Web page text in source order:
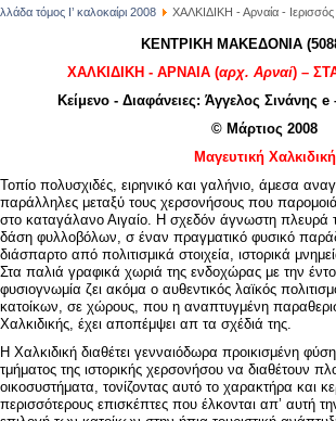
τόμος Ι’ καλοκαίρι 2008 ΧΑΛΚΙΔΙΚΗ - Αρναία - Ιερισσός
ΚΕΝΤΡΙΚΗ ΜΑΚΕΔΟΝΙΑ (5088
ΧΑΛΚΙΔΙΚΗ - ΑΡΝΑΙΑ (αρχ. Αρναί) –
Κείμενο - Διαφάνειες: Άγγελος Σινάνης
© Μάρτιος 2008
Μαγευτική Χαλκιδική
Τοπίο πολυσχιδές, ειρηνικό και γαλήνιο, άμεσα
παράλληλες μεταξύ τους χερσονήσους που
στο καταγάλανο Αιγαίο. Η σχεδόν άγνωστη πλευρά
δάση φυλλοβόλων, σ έναν πραγματικό φυσικό
διάσπαρτο από πολιτισμικά στοιχεία, ιστορικά
Στα παλιά γραφικά χωριά της ενδοχώρας με την
φυσιογνωμία ζει ακόμα ο αυθεντικός λαϊκός
κατοίκων, σε χώρους, που η αναπτυγμένη
Χαλκιδικής, έχει αποπέμψει απ τα σχέδιά της.
Η Χαλκιδική διαθέτει γενναιόδωρα προικισμένη
τμήματος της ιστορικής χερσονήσου να διαθέτουν
οικοσυστήματα, τονίζοντας αυτό το χαρακτήρα και
περισσότερους επισκέπτες που έλκονται απ’ αυτή